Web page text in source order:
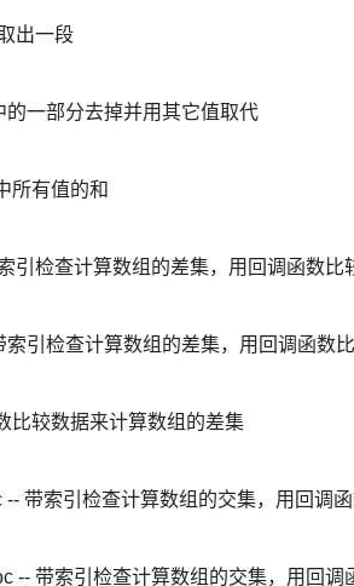
出一段
一部分去掉并用其它值取代
所有值的和
引检查计算数组的差集，用回调函数比
引检查计算数组的差集，用回调函数
比较数据来计算数组的差集
带索引检查计算数组的交集，用回调
-- 带索引检查计算数组的交集，用回调